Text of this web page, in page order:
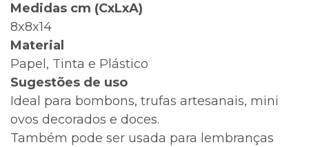
Medidas cm (CxLxA)
8x8x14
Material
Papel, Tinta e Plástico
Sugestões de uso
Ideal para bombons, trufas artesanais, mini
ovos decorados e doces.
Também pode ser usada para lembranças